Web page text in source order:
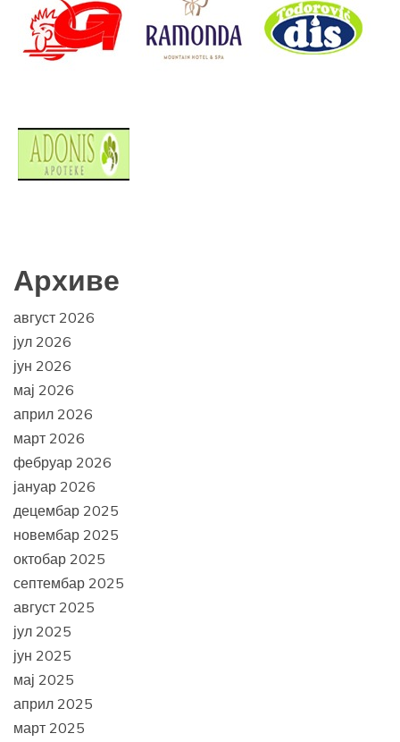
Архиве
август 2026
јул 2026
јун 2026
мај 2026
април 2026
март 2026
фебруар 2026
јануар 2026
децембар 2025
новембар 2025
октобар 2025
септембар 2025
август 2025
јул 2025
јун 2025
мај 2025
април 2025
март 2025